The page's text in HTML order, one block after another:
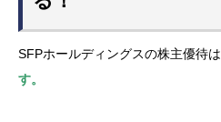
SFPホールディングスの株主優待は
す。